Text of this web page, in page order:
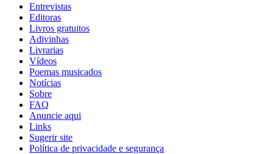
Entrevistas
Editoras
Livros gratuitos
Adivinhas
Livrarias
Vídeos
Poemas musicados
Notícias
Sobre
FAQ
Anuncie aqui
Links
Sugerir site
Política de privacidade e segurança